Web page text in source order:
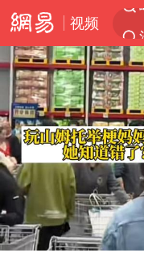
视频
Play
00:00